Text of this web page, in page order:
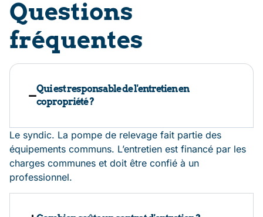
Questions
fréquentes
Qui est responsable de l'entretien en
copropriété ?
Le syndic. La pompe de relevage fait partie des
équipements communs. L’entretien est financé par les
charges communes et doit être confié à un
professionnel.